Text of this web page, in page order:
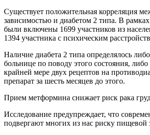
Существует положительная корреляция
зависимостью и диабетом 2 типа. В
были включены 1699 участников из
1394 участника с психическим
Наличие диабета 2 типа определялось
больнице по поводу этого состояния,
крайней мере двух рецептов на
препарат за шесть месяцев до этого.
Прием метформина снижает риск рака
Исследование предупреждает, что
подвергают многих из нас риску пищевой